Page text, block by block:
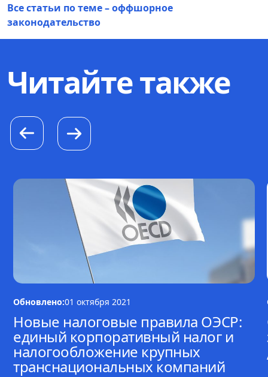
Все статьи по теме – оффшорное
законодательство
Читайте также
Обновлено:01 октября 2021
Новые налоговые правила ОЭСР:
единый корпоративный налог и
налогообложение крупных
транснациональных компаний